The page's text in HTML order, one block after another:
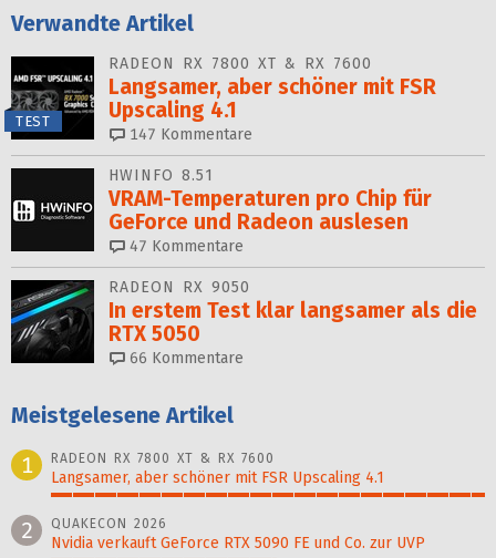
Verwandte Artikel
TEST
RADEON RX 7800 XT & RX 7600
Langsamer, aber schöner mit FSR
Upscaling 4.1
147 Kommentare
HWINFO 8.51
VRAM-Temperaturen pro Chip für
GeForce und Radeon auslesen
47 Kommentare
RADEON RX 9050
In erstem Test klar langsamer als die
RTX 5050
66 Kommentare
Meistgelesene Artikel
1
RADEON RX 7800 XT & RX 7600
Langsamer, aber schöner mit FSR Upscaling 4.1
100%
2 QUAKECON 2026
Nvidia verkauft GeForce RTX 5090 FE und Co. zur UVP